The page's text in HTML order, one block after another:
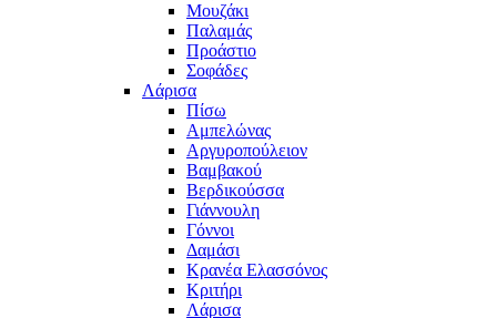
Μουζάκι
Παλαμάς
Προάστιο
Σοφάδες
Λάρισα
Πίσω
Αμπελώνας
Αργυροπούλειον
Βαμβακού
Βερδικούσσα
Γιάννουλη
Γόννοι
Δαμάσι
Κρανέα Ελασσόνος
Κριτήρι
Λάρισα